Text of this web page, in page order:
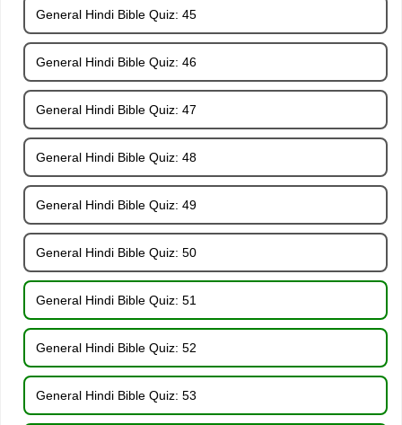
General Hindi Bible Quiz: 45
General Hindi Bible Quiz: 46
General Hindi Bible Quiz: 47
General Hindi Bible Quiz: 48
General Hindi Bible Quiz: 49
General Hindi Bible Quiz: 50
General Hindi Bible Quiz: 51
General Hindi Bible Quiz: 52
General Hindi Bible Quiz: 53